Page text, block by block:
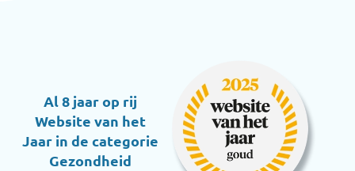
Al 8 jaar op rij
Website van het
Jaar in de categorie
Gezondheid